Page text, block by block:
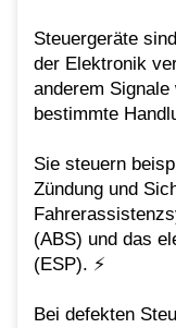
Steuergeräte
der Elektronik
anderem
bestimmte
Sie steuern
Zündung und
(ABS) und das
(ESP). ⚡️
Bei defekten